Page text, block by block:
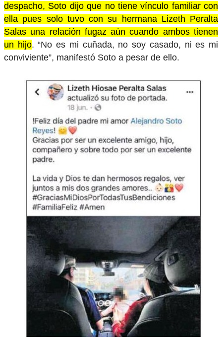
despacho, Soto dijo que no tiene vínculo familiar con
ella pues solo tuvo con su hermana Lizeth Peralta
Salas una relación fugaz aún cuando ambos tienen
un hijo. “No es mi cuñada, no soy casado, ni es mi
conviviente”, manifestó Soto a pesar de ello.